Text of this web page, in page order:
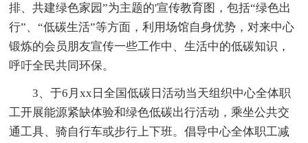
排、共建绿色家园”为主题的'宣传教育图，包括“绿色出
行”、“低碳生活”等方面，利用场馆自身优势，对来中心
锻炼的会员朋友宣传一些工作中、生活中的低碳知识，
呼吁全民共同环保。
3、于6月xx日全国低碳日活动当天组织中心全体职
工开展能源紧缺体验和绿色低碳出行活动，乘坐公共交
通工具、骑自行车或步行上下班。倡导中心全体职工减